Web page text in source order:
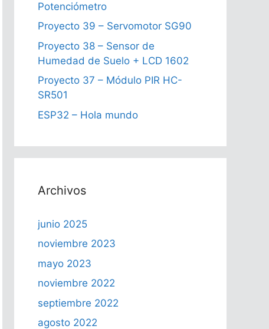
Potenciómetro
Proyecto 39 – Servomotor SG90
Proyecto 38 – Sensor de
Humedad de Suelo + LCD 1602
Proyecto 37 – Módulo PIR HC-
SR501
ESP32 – Hola mundo
Archivos
junio 2025
noviembre 2023
mayo 2023
noviembre 2022
septiembre 2022
agosto 2022